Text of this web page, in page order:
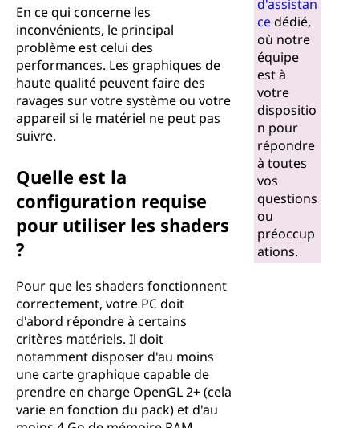
En ce qui concerne les
inconvénients, le principal
problème est celui des
performances. Les graphiques de
haute qualité peuvent faire des
ravages sur votre système ou votre
appareil si le matériel ne peut pas
suivre.
Quelle est la
configuration requise
pour utiliser les shaders
?
Pour que les shaders fonctionnent
correctement, votre PC doit
d'abord répondre à certains
critères matériels. Il doit
notamment disposer d'au moins
une carte graphique capable de
prendre en charge OpenGL 2+ (cela
varie en fonction du pack) et d'au
d'assistan
cedédié,
où notre
équipe
est à
votre
dispositio
n pour
répondre
à toutes
vos
questions
ou
préoccup
ations.